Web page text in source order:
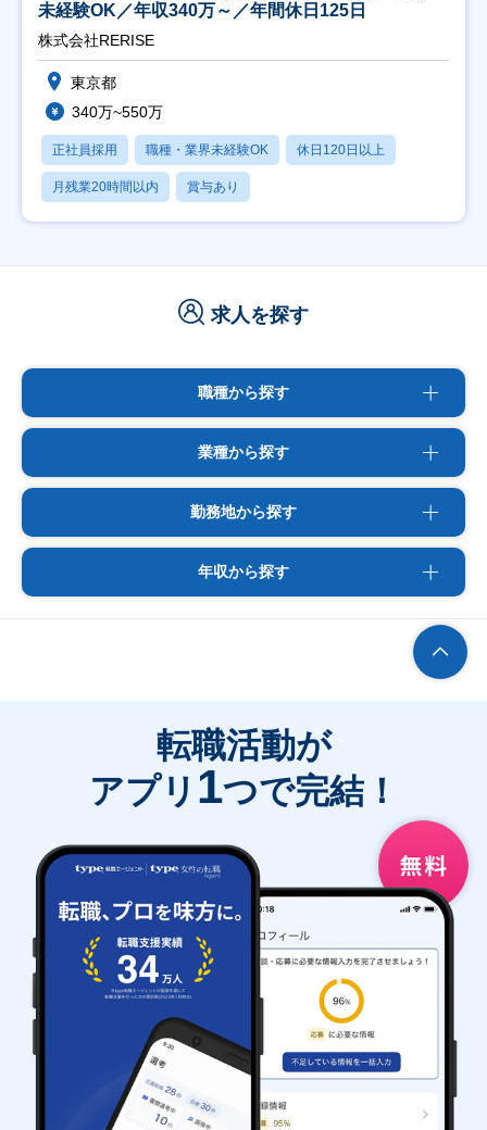
未経験OK／年収340万～／年間休日125日
株式会社RERISE
東京都
340万~550万
正社員採用 職種・業界未経験OK 休日120日以上
月残業20時間以内 賞与あり
求人を探す
職種から探す
業種から探す
勤務地から探す
年収から探す
転職活動が
アプリ 1つで完結！